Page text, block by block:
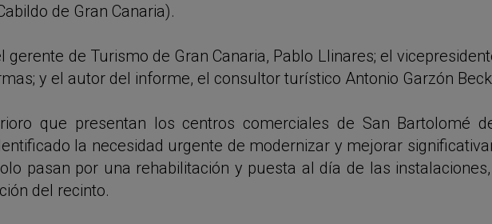
de Gran Canaria).
de Turismo de Gran Canaria, Pablo Llinares; el
y el autor del informe, el consultor turístico Antonio Garzón
que presentan los centros comerciales de San Bartolomé
la necesidad urgente de modernizar y mejorar
pasan por una rehabilitación y puesta al día de las
del recinto.